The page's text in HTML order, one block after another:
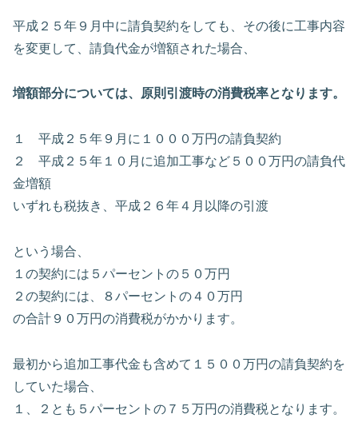
平成２５年９月中に請負契約をしても、その後に工事内容
を変更して、請負代金が増額された場合、
増額部分については、原則引渡時の消費税率となります。
１ 平成２５年９月に１０００万円の請負契約
２ 平成２５年１０月に追加工事など５００万円の請負代
金増額
いずれも税抜き、平成２６年４月以降の引渡
という場合、
１の契約には５パーセントの５０万円
２の契約には、８パーセントの４０万円
の合計９０万円の消費税がかかります。
最初から追加工事代金も含めて１５００万円の請負契約を
していた場合、
１、２とも５パーセントの７５万円の消費税となります。